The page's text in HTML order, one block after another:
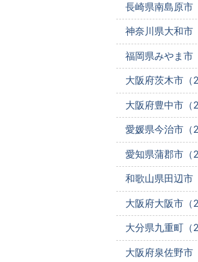
長崎県南島原市
神奈川県大和市
福岡県みやま市
大阪府茨木市（
大阪府豊中市（
愛媛県今治市（
愛知県蒲郡市（
和歌山県田辺市
大阪府大阪市（
大分県九重町（
大阪府泉佐野市